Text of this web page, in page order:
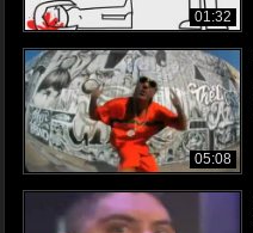
01:32
05:08